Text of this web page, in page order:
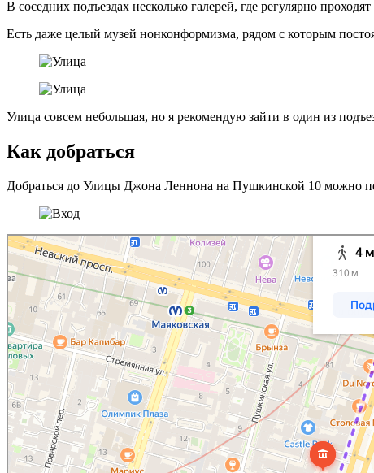
В соседних подъездах несколько галерей, где регулярно
Есть даже целый музей нонконформизма, рядом с которым
Улица совсем небольшая, но я рекомендую зайти в один из
Как добраться
Добраться до Улицы Джона Леннона на Пушкинской 10 можно